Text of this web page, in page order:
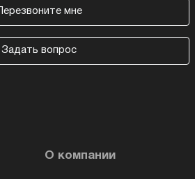
Перезвоните мне
Задать вопрос
О компании